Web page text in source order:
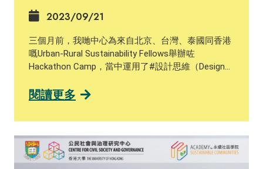
2023/09/21
三個月前，我哋中心為來自北京、台灣、泰國同香港
嘅Urban-Rural Sustainability Fellows舉辦咗
Hackathon Camp，當中運用了#設計思維（Design
目。究竟設計思維可以點樣幫到鄉村地區？等我哋同
定義需求 (Define)、創意構思 (Ideate)、製作原型
(Prototype) 和測試 (Test)。喺史丹福設計堂上，
閱讀更多